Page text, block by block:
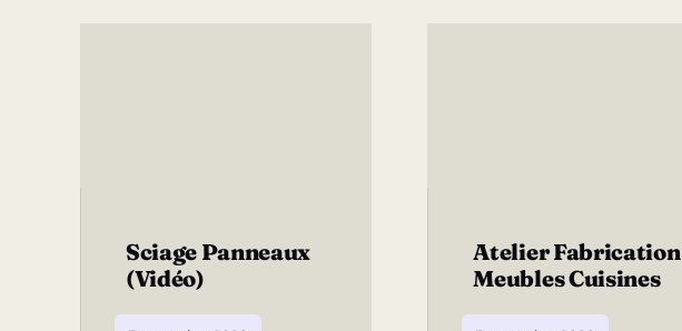
Sciage Panneaux
(vidéo)
Atelier Fabrication
Meubles Cuisines